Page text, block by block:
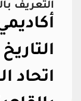
التعريف
اتحاد